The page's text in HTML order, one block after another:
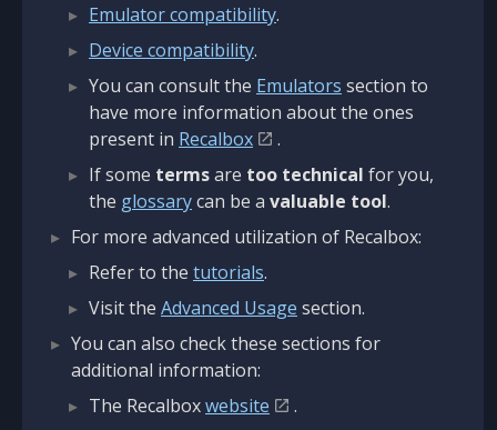
Emulator compatibility.
Device compatibility.
You can consult the Emulators section to
have more information about the ones
present in Recalbox
.
If some termsare too technical for you,
the glossarycan be a valuable tool.
For more advanced utilization of Recalbox:
Refer to the tutorials.
Visit the Advanced Usage section.
You can also check these sections for
additional information:
The Recalboxwebsite
.